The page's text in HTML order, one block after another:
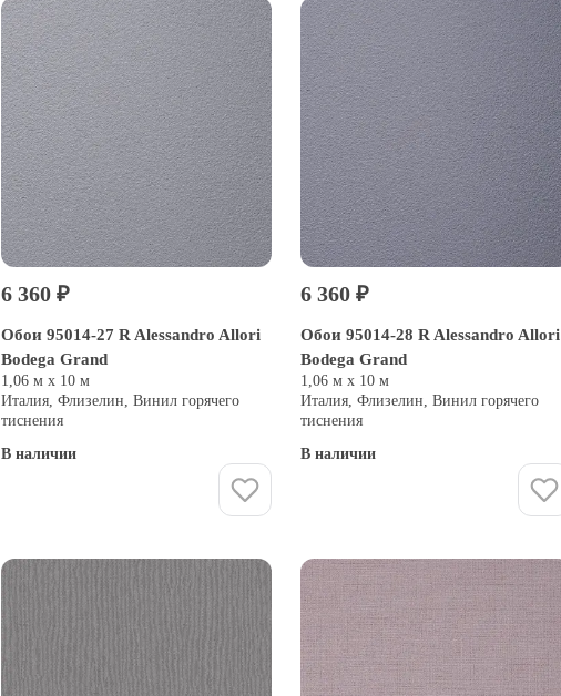
6 360 ₽
Обои 95014-27 R Alessandro Allori
Bodega Grand
1,06 м х 10 м
Италия, Флизелин, Винил горячего
тиснения
В наличии
6 360 ₽
Обои 95014-28 R Alessandro Allori
Bodega Grand
1,06 м х 10 м
Италия, Флизелин, Винил горячего
тиснения
В наличии